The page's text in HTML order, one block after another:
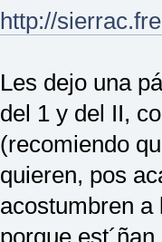
http://
Les dejo una
del 1 y del II,
(recomiendo
quieren, pos
acostumbren a
porque